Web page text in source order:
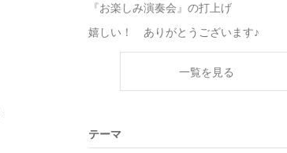
『お楽しみ演奏会』の打上げ
嬉しい！ ありがとうございます♪
一覧を見る
テーマ